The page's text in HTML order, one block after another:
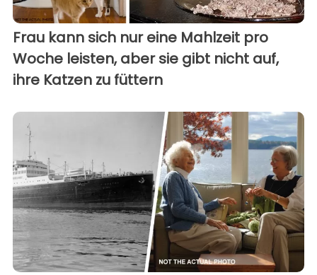
Frau kann sich nur eine Mahlzeit pro
Woche leisten, aber sie gibt nicht auf,
ihre Katzen zu füttern